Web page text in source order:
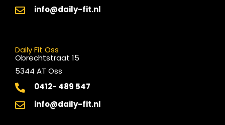
info@daily-fit.nl
Daily Fit Oss
Obrechtstraat 15
5344 AT Oss
0412- 489 547
info@daily-fit.nl